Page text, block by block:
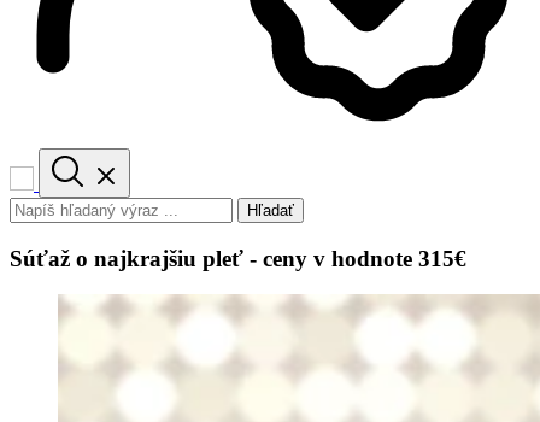
Hľadať
Súťaž o najkrajšiu pleť - ceny v hodnote 315€